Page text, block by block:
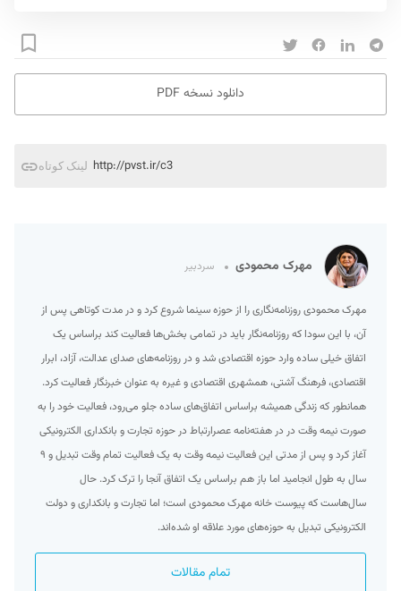
دانلود نسخه PDF
لینک کوتاه http://pvst.ir/c3
مهرک محمودی سردبیر
مهرک محمودی روزنامه‌نگاری را از حوزه سینما شروع کرد و در مدت کوتاهی پس از
آن، با این سودا که روزنامه‌نگار باید در تمامی بخش‌ها فعالیت کند براساس یک
اتفاق خیلی ساده وارد حوزه اقتصادی شد و در روزنامه‌های صدای عدالت، آزاد، ابرار
اقتصادی، فرهنگ آشتی، همشهری اقتصادی و غیره به عنوان خبرنگار فعالیت کرد.
همانطور که زندگی همیشه براساس اتفاق‌های ساده جلو می‌رود، فعالیت خود را به
صورت نیمه وقت در در هفته‌نامه عصرارتباط در حوزه تجارت و بانکداری الکترونیکی
آغاز کرد و پس از مدتی این فعالیت نیمه وقت به یک فعالیت تمام وقت تبدیل و ۹
سال به طول انجامید اما باز هم براساس یک اتفاق آنجا را ترک کرد. حال
سال‌هاست که پیوست خانه مهرک محمودی است؛ اما تجارت و بانکداری و دولت
الکترونیکی تبدیل به حوزه‌های مورد علاقه او شده‌اند.
تمام مقالات